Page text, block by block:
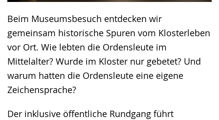
Beim Museumsbesuch entdecken wir
gemeinsam historische Spuren vom Klosterleben
vor Ort. Wie lebten die Ordensleute im
Mittelalter? Wurde im Kloster nur gebetet? Und
warum hatten die Ordensleute eine eigene
Zeichensprache?
Der inklusive öffentliche Rundgang führt